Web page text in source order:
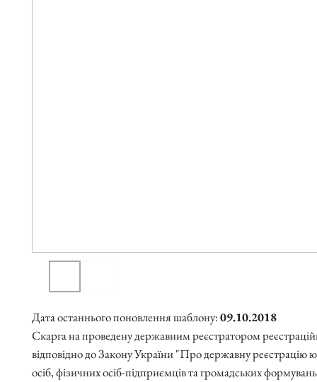
Дата останнього поновлення шаблону:09.10.2018
Скарга на проведену державним реєстратором
відповідно до Закону України "Про державну реєстрацію
осіб, фізичних осіб-підприємців та громадських